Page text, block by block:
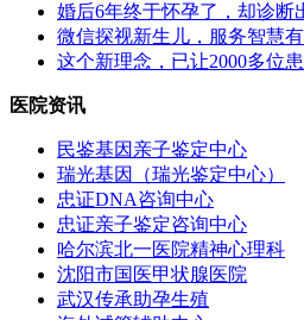
婚后6年终于怀孕了，却诊断
微信探视新生儿，服务智慧有
这个新理念，已让2000多位
医院资讯
民鉴基因亲子鉴定中心
瑞光基因（瑞光鉴定中心）
忠证DNA咨询中心
忠证亲子鉴定咨询中心
哈尔滨北一医院精神心理科
沈阳市国医甲状腺医院
武汉传承助孕生殖